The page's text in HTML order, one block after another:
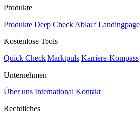
Produkte
Produkte Deep Check Ablauf Landingpage
Kostenlose Tools
Quick Check Marktpuls Karriere-Kompass
Unternehmen
Über uns International Kontakt
Rechtliches